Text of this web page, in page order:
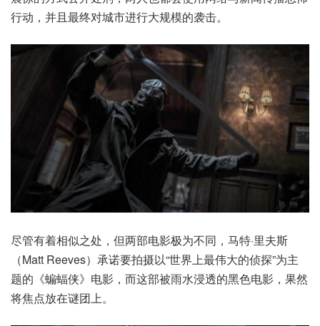
行动，并且最终对城市进行大规模的袭击。
尽管有着相似之处，但两部电影极为不同，马特·里夫斯
（Matt Reeves）承诺要拍摄以“世界上最伟大的侦探”为主
题的《蝙蝠侠》电影，而这部被雨水浸透的黑色电影，果然
将焦点放在谜团上。